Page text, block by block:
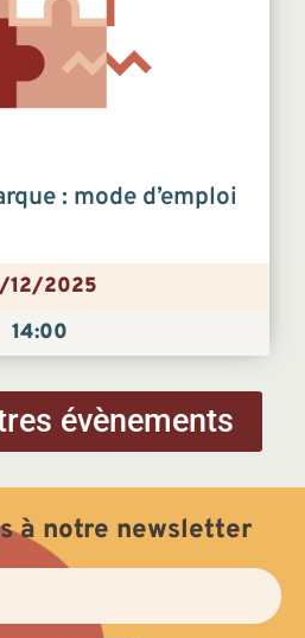
: mode d’emploi
12/2025
14:00
évènements
à notre newsletter